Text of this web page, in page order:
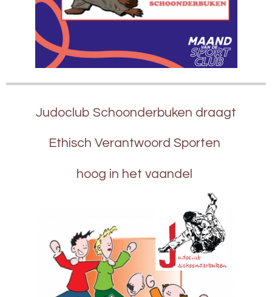
Judoclub Schoonderbuken draagt
Ethisch Verantwoord Sporten
hoog in het vaandel